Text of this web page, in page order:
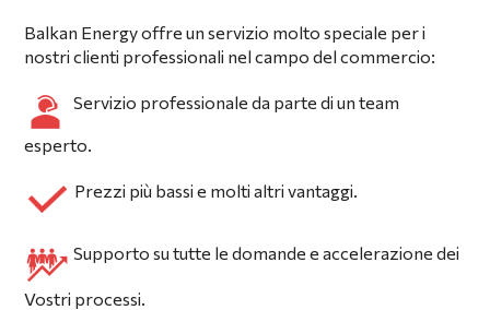
Balkan Energy offre un servizio molto speciale per i
nostri clienti professionali nel campo del commercio:
Servizio professionale da parte di un team
esperto.
Prezzi più bassi e molti altri vantaggi.
Supporto su tutte le domande e accelerazione dei
Vostri processi.